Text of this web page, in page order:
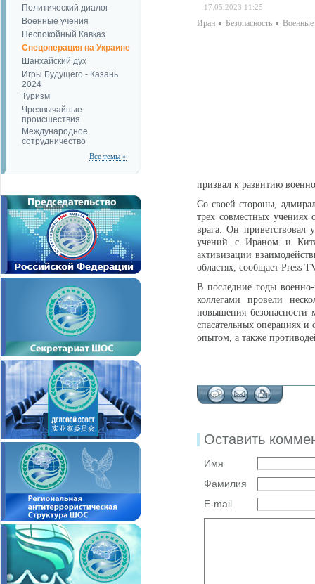
Политический диалог
Военные учения
Неспокойный Кавказ
Спецоперация на Украине
Шанхайский дух
Игры Будущего - Казань
2024
Туризм
Чрезвычайные
происшествия
Международное
сотрудничество
Все темы »
17.05.2023 11:25
Иран Безопаcность Военные
призвал к развитию
Со своей стороны,
трех совместных
врага. Он приветствовал
учений с Ираном и
активизации
областях, сообщает Press
В последние годы
коллегами провели
повышения безопасности
спасательных операциях
опытом, а также
Оставить
Имя
Фамилия
E-mail